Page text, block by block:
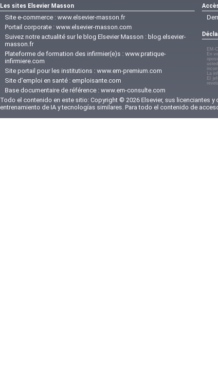
Les sites Elsevier Masson
Site e-commerce : www.elsevier-masson.fr
Portail corporate : www.elsevier-masson.com
Suivez notre actualité sur le blog Elsevier Masson : blog.elsevier-
masson.fr
Plateforme de formation des infirmier(e)s : www.pratique-
infirmiere.com
Site portail pour les institutions : www.em-premium.com
Site d'emploi en santé : emploisante.com
Base documentaire de référence : www.em-consulte.com
EM-
En
La
El
Todo el contenido en este sitio: Copyright © 2026 Elsevier, sus licenciantes
entrenamiento de IA y tecnologías similares. Para todo el contenido de